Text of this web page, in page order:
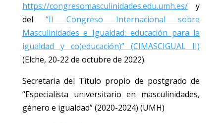
https://congresomasculinidades.edu.umh.es/y
del“II Congreso Internacional sobre
Masculinidades e Igualdad: educación para la
igualdad y co(educación)” (CIMASCIGUAL II)
(Elche, 20-22 de octubre de 2022).
Secretaria del Título propio de postgrado de
“Especialista universitario en masculinidades,
género e igualdad” (2020-2024) (UMH)